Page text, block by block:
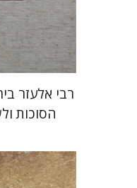
רבי אלעזר
הסוכות